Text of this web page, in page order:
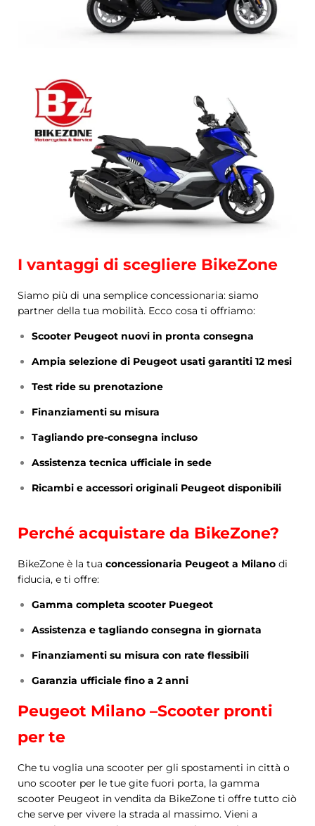
I vantaggi di scegliere BikeZone
Siamo più di una semplice concessionaria: siamo
partner della tua mobilità. Ecco cosa ti offriamo:
Scooter Peugeot nuovi in pronta consegna
Ampia selezione di Peugeot usati garantiti 12 mesi
Test ride su prenotazione
Finanziamenti su misura
Tagliando pre-consegna incluso
Assistenza tecnica ufficiale in sede
Ricambi e accessori originali Peugeot disponibili
Perché acquistare da BikeZone?
BikeZone è la tua concessionaria Peugeot a Milano di
fiducia, e ti offre:
Gamma completa scooter Puegeot
Assistenza e tagliando consegna in giornata
Finanziamenti su misura con rate flessibili
Garanzia ufficiale fino a 2 anni
Peugeot Milano –Scooter pronti
per te
Che tu voglia una scooter per gli spostamenti in città o
uno scooter per le tue gite fuori porta, la gamma
scooter Peugeot in vendita da BikeZone ti offre tutto ciò
che serve per vivere la strada al massimo. Vieni a